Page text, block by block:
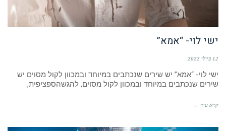
ישי לוי- “אמא”
12 ביולי 2022
ישי לוי- “אמא” יש שירים שנכתבים במיוחד ובמכוון לקול מסוים יש
שירים שנכתבים במיוחד ובמכוון לקול מסוים, להגשהספציפית,
קרא עוד ←